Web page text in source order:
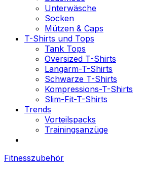
Unterwäsche
Socken
Mützen & Caps
T-Shirts und Tops
Tank Tops
Oversized T-Shirts
Langarm-T-Shirts
Schwarze T-Shirts
Kompressions-T-Shirts
Slim-Fit-T-Shirts
Trends
Vorteilspacks
Trainingsanzüge
Fitnesszubehör